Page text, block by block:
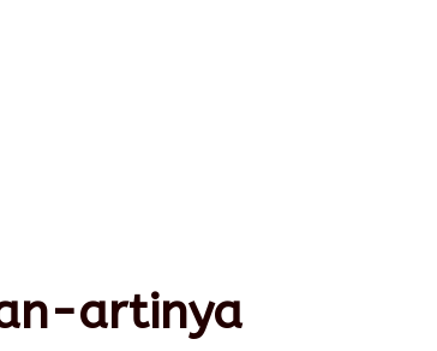
artinya